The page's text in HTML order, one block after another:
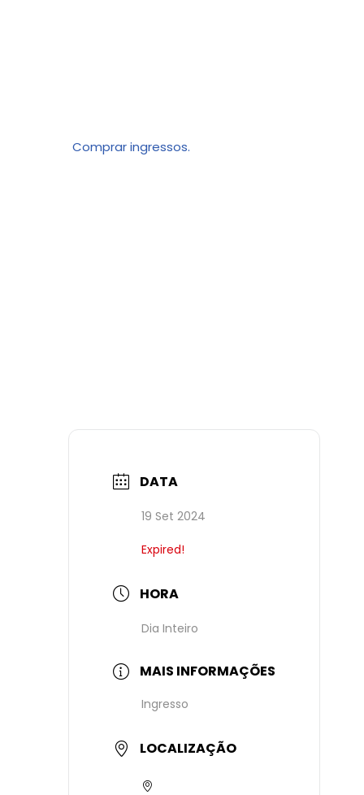
Comprar ingressos.
DATA
19 Set 2024
Expired!
HORA
Dia Inteiro
MAIS INFORMAÇÕES
Ingresso
LOCALIZAÇÃO